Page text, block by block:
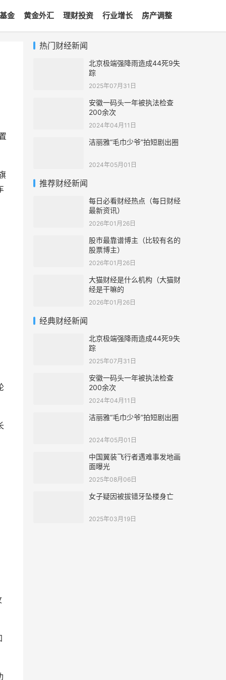
金 黄金外汇 理财投资 行业增长 房产调整
热门财经新闻
北京极端强降雨造成44死9失
踪
2025年07月31日
安徽一码头一年被执法检查
200余次
2024年04月11日
洁丽雅“毛巾少爷”拍短剧出圈
2024年05月01日
推荐财经新闻
每日必看财经热点（每日财经
最新资讯）
2026年01月26日
股市最靠谱博主（比较有名的
股票博主）
2026年01月26日
大猫财经是什么机构（大猫财
经是干嘛的
2026年01月26日
经典财经新闻
北京极端强降雨造成44死9失
踪
2025年07月31日
安徽一码头一年被执法检查
200余次
2024年04月11日
洁丽雅“毛巾少爷”拍短剧出圈
2024年05月01日
中国翼装飞行者遇难事发地画
面曝光
2025年08月06日
女子疑因被拔错牙坠楼身亡
2025年03月19日